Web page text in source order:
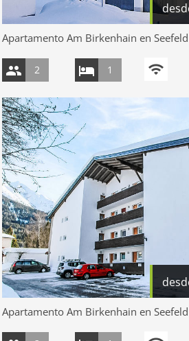
Apartamento Am Birkenhain en
2 1
Apartamento Am Birkenhain en